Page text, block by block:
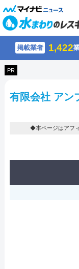
掲載業者 1,422
PR
有限会社 アン
◆本ページはアフ